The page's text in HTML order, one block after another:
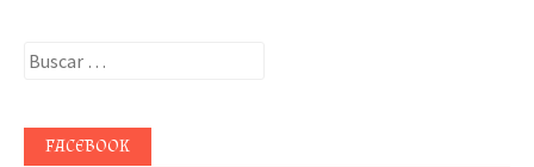
Buscar:
FACEBOOK